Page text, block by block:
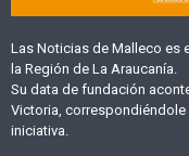
Las Noticias de Malleco es
la Región de La Araucanía.
Su data de fundación
Victoria, correspondiéndole
iniciativa.